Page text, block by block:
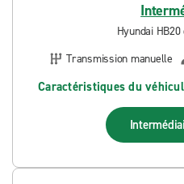
Hyundai
Transmission manuelle
Caractéristiques du